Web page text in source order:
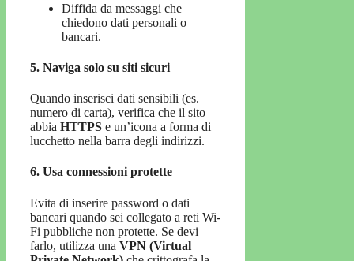
Diffida da messaggi che
chiedono dati personali o
bancari.
5. Naviga solo su siti sicuri
Quando inserisci dati sensibili (es.
numero di carta), verifica che il sito
abbia HTTPS e un’icona a forma di
lucchetto nella barra degli indirizzi.
6. Usa connessioni protette
Evita di inserire password o dati
bancari quando sei collegato a reti Wi-
Fi pubbliche non protette. Se devi
farlo, utilizza una VPN (Virtual